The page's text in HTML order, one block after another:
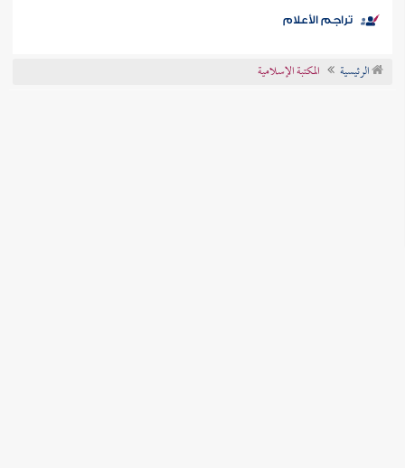
موضوعي
تراجم الأعلام
الرئيسية المكتبة الإسلامية